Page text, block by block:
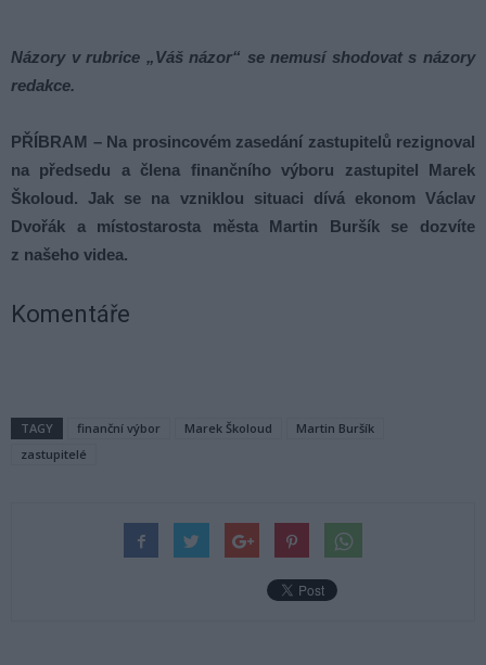
Názory v rubrice „Váš názor“ se nemusí shodovat s názory
redakce.
PŘÍBRAM – Na prosincovém zasedání zastupitelů rezignoval
na předsedu a člena finančního výboru zastupitel Marek
Školoud. Jak se na vzniklou situaci dívá ekonom Václav
Dvořák a místostarosta města Martin Buršík se dozvíte
z našeho videa.
Komentáře
TAGY finanční výbor Marek Školoud
Martin Buršík
zastupitelé